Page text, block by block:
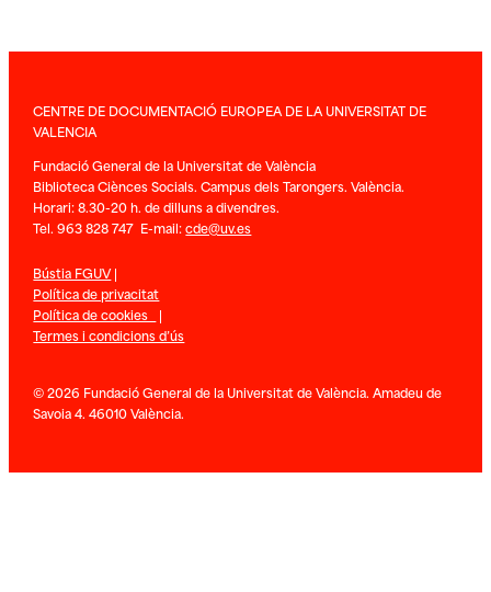
CENTRE DE DOCUMENTACIÓ EUROPEA DE LA UNIVERSITAT DE
VALENCIA
Fundació General de la Universitat de València
Biblioteca Ciènces Socials. Campus dels Tarongers. València.
Horari: 8.30-20 h. de dilluns a divendres.
Tel. 963 828 747 E-mail:cde@uv.es
Bústia FGUV|
Política de privacitat
Política de cookies |
Termes i condicions d’ús
© 2026 Fundació General de la Universitat de València. Amadeu de
Savoia 4. 46010 València.